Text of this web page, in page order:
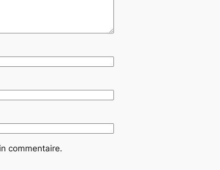
commentaire.